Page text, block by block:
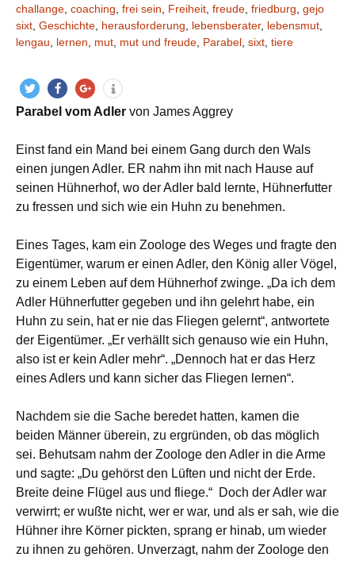
challange coaching frei sein Freiheit freude friedburg gejo
sixt Geschichte herausforderung lebensberater, lebensmut
lengau
lernen mut mut und freude Parabel sixt tiere
twitt teile teile info
Parabel vom Adler von James Aggrey
Einst fand ein Mand bei einem Gang durch den Wals
einen jungen Adler. ER nahm ihn mit nach Hause auf
seinen Hühnerhof, wo der Adler bald lernte, Hühnerfutter
zu fressen und sich wie ein Huhn zu benehmen.
Eines Tages, kam ein Zoologe des Weges und fragte den
Eigentümer, warum er einen Adler, den König aller Vögel,
zu einem Leben auf dem Hühnerhof zwinge. „Da ich dem
Adler Hühnerfutter gegeben und ihn gelehrt habe, ein
Huhn zu sein, hat er nie das Fliegen gelernt“, antwortete
der Eigentümer. „Er verhällt sich genauso wie ein Huhn,
also ist er kein Adler mehr“. „Dennoch hat er das Herz
eines Adlers und kann sicher das Fliegen lernen“.
Nachdem sie die Sache beredet hatten, kamen die
beiden Männer überein, zu ergründen, ob das möglich
sei. Behutsam nahm der Zoologe den Adler in die Arme
und sagte: „Du gehörst den Lüften und nicht der Erde.
Breite deine Flügel aus und fliege.“ Doch der Adler war
verwirrt; er wußte nicht, wer er war, und als er sah, wie die
Hühner ihre Körner pickten, sprang er hinab, um wieder
zu ihnen zu gehören. Unverzagt, nahm der Zoologe den